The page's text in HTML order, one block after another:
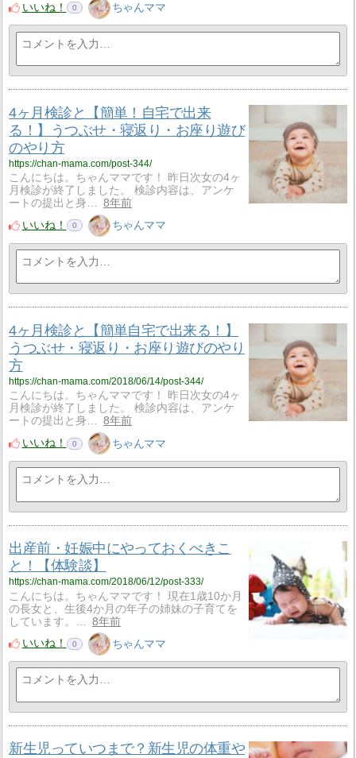
いいね！
0 ちゃんママ
4ヶ月検診と【簡単！自宅で出来
る！】うつぶせ・寝返り・お座り遊び
のやり方
https://chan-mama.com/post-344/
こんにちは。ちゃんママです！ 昨日次女の4ヶ
月検診が終了しました。 検診内容は、アンケ
ートの提出と身…
8年前
いいね！
0 ちゃんママ
4ヶ月検診と【簡単自宅で出来る！】
うつぶせ・寝返り・お座り遊びのやり
方
https://chan-mama.com/2018/06/14/post-344/
こんにちは。ちゃんママです！ 昨日次女の4ヶ
月検診が終了しました。 検診内容は、アンケ
ートの提出と身…
8年前
いいね！
0 ちゃんママ
出産前・妊娠中にやっておくべきこ
と！【体験談】
https://chan-mama.com/2018/06/12/post-333/
こんにちは。ちゃんママです！ 現在1歳10か月
の長女と、生後4か月の年子の姉妹の子育てを
しています。…
8年前
いいね！
0 ちゃんママ
新生児っていつまで？新生児の体重や